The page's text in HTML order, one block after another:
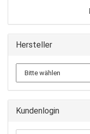
Hersteller
Kundenlogin